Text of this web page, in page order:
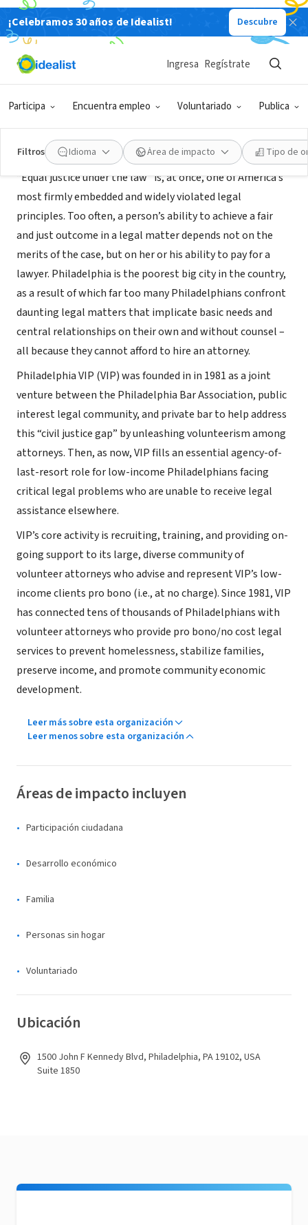
¡Celebramos 30 años de Idealist! Descubre
Participa Encuentra empleo Voluntariado Publica
Ingresa Regístrate
Filtros Idioma Área de impacto Tipo de
ORGANIZACIÓN SIN FIN DE LUCRO
Philadelphia VIP
Acerca de
“Equal justice under the law” is, at once, one of America’s
most firmly embedded and widely violated legal
principles. Too often, a person’s ability to achieve a fair
and just outcome in a legal matter depends not on the
merits of the case, but on her or his ability to pay for a
lawyer. Philadelphia is the poorest big city in the country,
as a result of which far too many Philadelphians confront
daunting legal matters that implicate basic needs and
central relationships on their own and without counsel –
all because they cannot afford to hire an attorney.
Philadelphia VIP (VIP) was founded in in 1981 as a joint
venture between the Philadelphia Bar Association, public
interest legal community, and private bar to help address
this “civil justice gap” by unleashing volunteerism among
attorneys. Then, as now, VIP fills an essential agency-of-
last-resort role for low-income Philadelphians facing
critical legal problems who are unable to receive legal
assistance elsewhere.
VIP’s core activity is recruiting, training, and providing on-
going support to its large, diverse community of
volunteer attorneys who advise and represent VIP’s low-
income clients pro bono (i.e., at no charge). Since 1981, VIP
has connected tens of thousands of Philadelphians with
volunteer attorneys who provide pro bono/no cost legal
services to prevent homelessness, stabilize families,
preserve income, and promote community economic
development.
Leer más sobre esta organización
Leer menos sobre esta organización
Áreas de impacto incluyen
Participación ciudadana
Desarrollo económico
Familia
Personas sin hogar
Voluntariado
Ubicación
1500 John F Kennedy Blvd, Philadelphia, PA 19102, USA
Suite 1850